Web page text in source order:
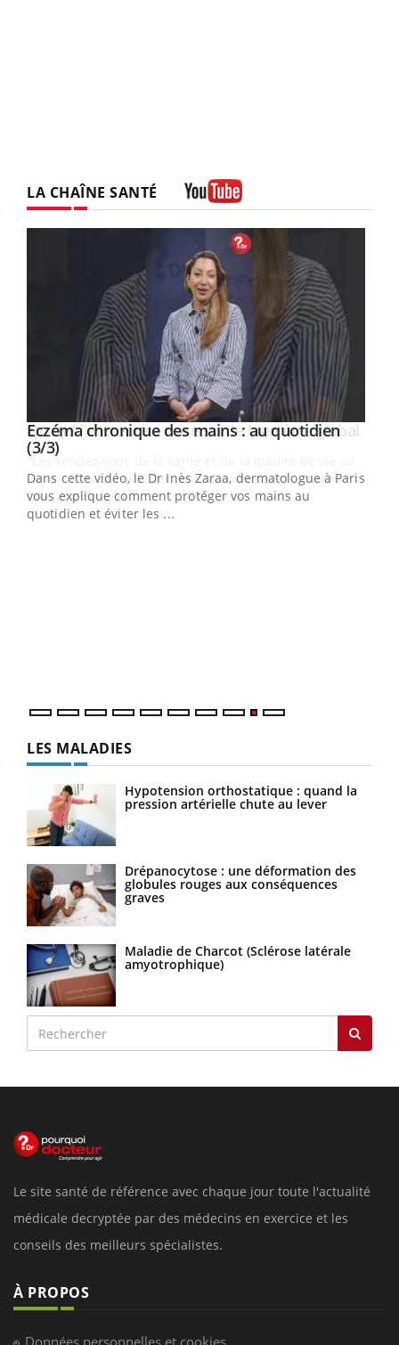
LA CHAÎNE SANTÉ
Youtube
Youtube
Eczéma chronique des mains : au quotidien
(3/3)Youtube
Dans cette vidéo, le Dr Inès Zaraa, dermatologue à Paris,
vous explique comment protéger vos mains au
quotidien et éviter les ...
LES MALADIES
Hypotension orthostatique : quand la
pression artérielle chute au lever
Drépanocytose : une déformation des
globules rouges aux conséquences
graves
Maladie de Charcot (Sclérose latérale
amyotrophique)
Le site santé de référence avec chaque jour toute l'actualité
médicale decryptée par des médecins en exercice et les
conseils des meilleurs spécialistes.
À PROPOS